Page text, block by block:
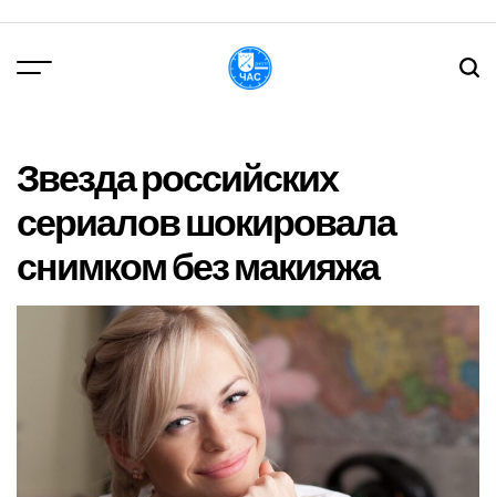
вмісту
Звезда российских
сериалов шокировала
снимком без макияжа